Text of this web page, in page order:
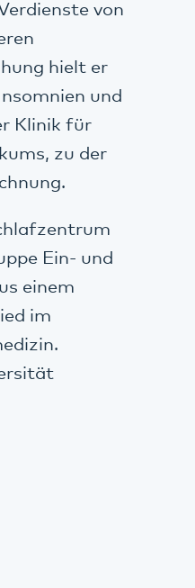
von
hielt er
und
Klinik für
zu der
Ein- und
einem
im